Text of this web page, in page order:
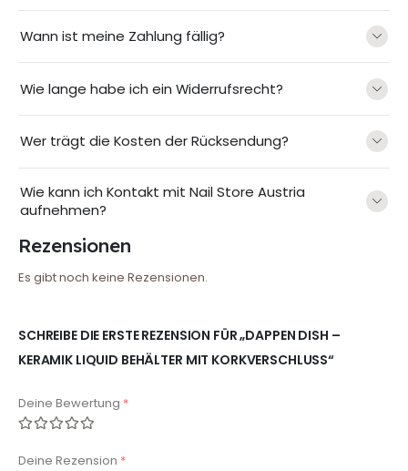
Wann ist meine Zahlung fällig?
Wie lange habe ich ein Widerrufsrecht?
Wer trägt die Kosten der Rücksendung?
Wie kann ich Kontakt mit Nail Store Austria
aufnehmen?
Rezensionen
Es gibt noch keine Rezensionen.
SCHREIBE DIE ERSTE REZENSION FÜR „DAPPEN DISH –
KERAMIK LIQUID BEHÄLTER MIT KORKVERSCHLUSS“
Deine Bewertung *
Deine Rezension *